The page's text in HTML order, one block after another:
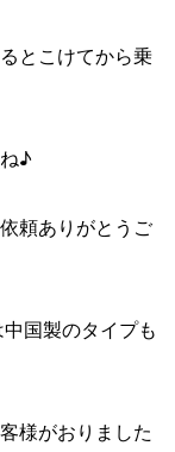
とこけてから乗
♪
頼ありがとうご
国製のタイプも
様がおりました